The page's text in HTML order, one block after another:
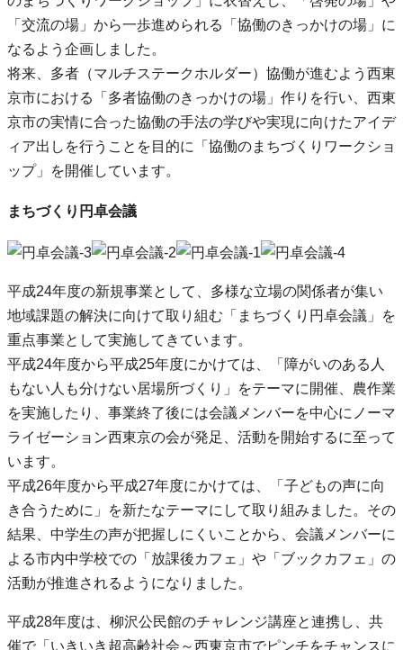
「交流の場」から一歩進められる「協働のきっかけの場」に
なるよう企画しました。
将来、多者（マルチステークホルダー）協働が進むよう西東
京市における「多者協働のきっかけの場」作りを行い、西東
京市の実情に合った協働の手法の学びや実現に向けたアイデ
ィア出しを行うことを目的に「協働のまちづくりワークショ
ップ」を開催しています。
まちづくり円卓会議
平成24年度の新規事業として、多様な立場の関係者が集い
地域課題の解決に向けて取り組む「まちづくり円卓会議」を
重点事業として実施してきています。
平成24年度から平成25年度にかけては、「障がいのある人
もない人も分けない居場所づくり」をテーマに開催、農作業
を実施したり、事業終了後には会議メンバーを中心にノーマ
ライゼーション西東京の会が発足、活動を開始するに至って
います。
平成26年度から平成27年度にかけては、「子どもの声に向
き合うために」を新たなテーマにして取り組みました。その
結果、中学生の声が把握しにくいことから、会議メンバーに
よる市内中学校での「放課後カフェ」や「ブックカフェ」の
活動が推進されるようになりました。
平成28年度は、柳沢公民館のチャレンジ講座と連携し、共
催で「いきいき超高齢社会～西東京市でピンチをチャンスに